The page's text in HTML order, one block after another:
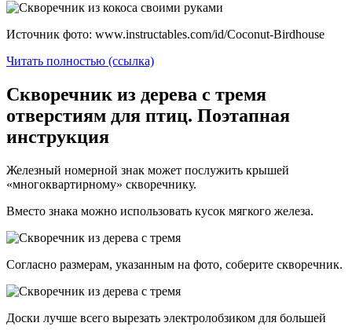
Источник фото: www.instructables.com/id/Coconut-Birdhouse
Читать полностью (ссылка)
Скворечник из дерева с тремя
отверстиям для птиц. Поэтапная
инструкция
Железный номерной знак может послужить крышей
«многоквартирному» скворечнику.
Вместо знака можно использовать кусок мягкого железа.
Согласно размерам, указанным на фото, соберите скворечник.
Доски лучше всего вырезать электролобзиком для большей